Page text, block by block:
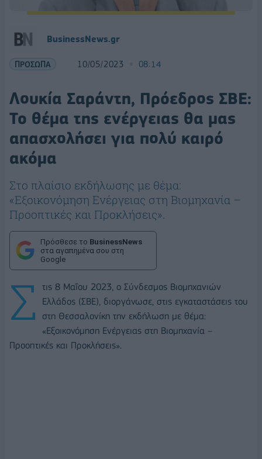
BusinessNews.gr
ΠΡΟΣΩΠΑ 10/05/2023 08:14
Λουκία Σαράντη, Πρόεδρος ΣΒΕ:
To θέμα της ενέργειας θα μας
απασχολήσει για πολύ καιρό
ακόμα
Στο πλαίσιο εκδήλωσης με θέμα:
«Εξοικονόμηση Ενέργειας στη Βιομηχανία –
Προοπτικές και Προκλήσεις».
Πρόσθεσε το BusinessNews
στα αγαπημένα σου στη
Google
Σ
τις 8 Μαΐου 2023, ο Σύνδεσμος Βιομηχανιών
Ελλάδος (ΣΒΕ), διοργάνωσε, στις εγκαταστάσεις του
στη Θεσσαλονίκη την εκδήλωση με θέμα:
«Εξοικονόμηση Ενέργειας στη Βιομηχανία –
Προοπτικές και Προκλήσεις».